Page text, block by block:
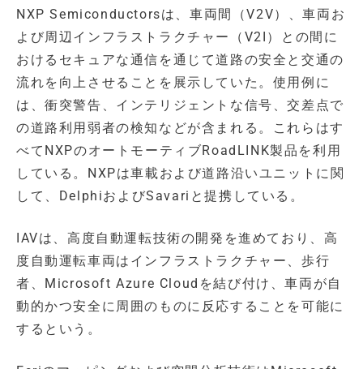
NXP Semiconductorsは、車両間（V2V）、車両お
よび周辺インフラストラクチャー（V2I）との間に
おけるセキュアな通信を通じて道路の安全と交通の
流れを向上させることを展示していた。使用例に
は、衝突警告、インテリジェントな信号、交差点で
の道路利用弱者の検知などが含まれる。これらはす
べてNXPのオートモーティブRoadLINK製品を利用
している。NXPは車載および道路沿いユニットに関
して、DelphiおよびSavariと提携している。
IAVは、高度自動運転技術の開発を進めており、高
度自動運転車両はインフラストラクチャー、歩行
者、Microsoft Azure Cloudを結び付け、車両が自
動的かつ安全に周囲のものに反応することを可能に
するという。